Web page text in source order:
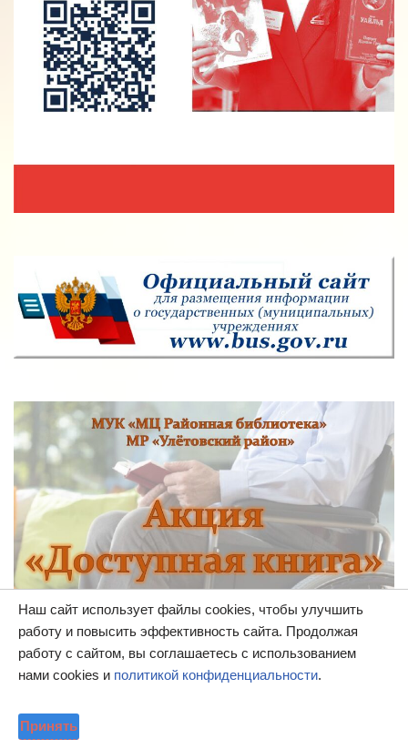
Наш сайт использует файлы cookies, чтобы улучшить
работу и повысить эффективность сайта. Продолжая
работу с сайтом, вы соглашаетесь с использованием
нами cookies и политикой конфиденциальности.
Принять